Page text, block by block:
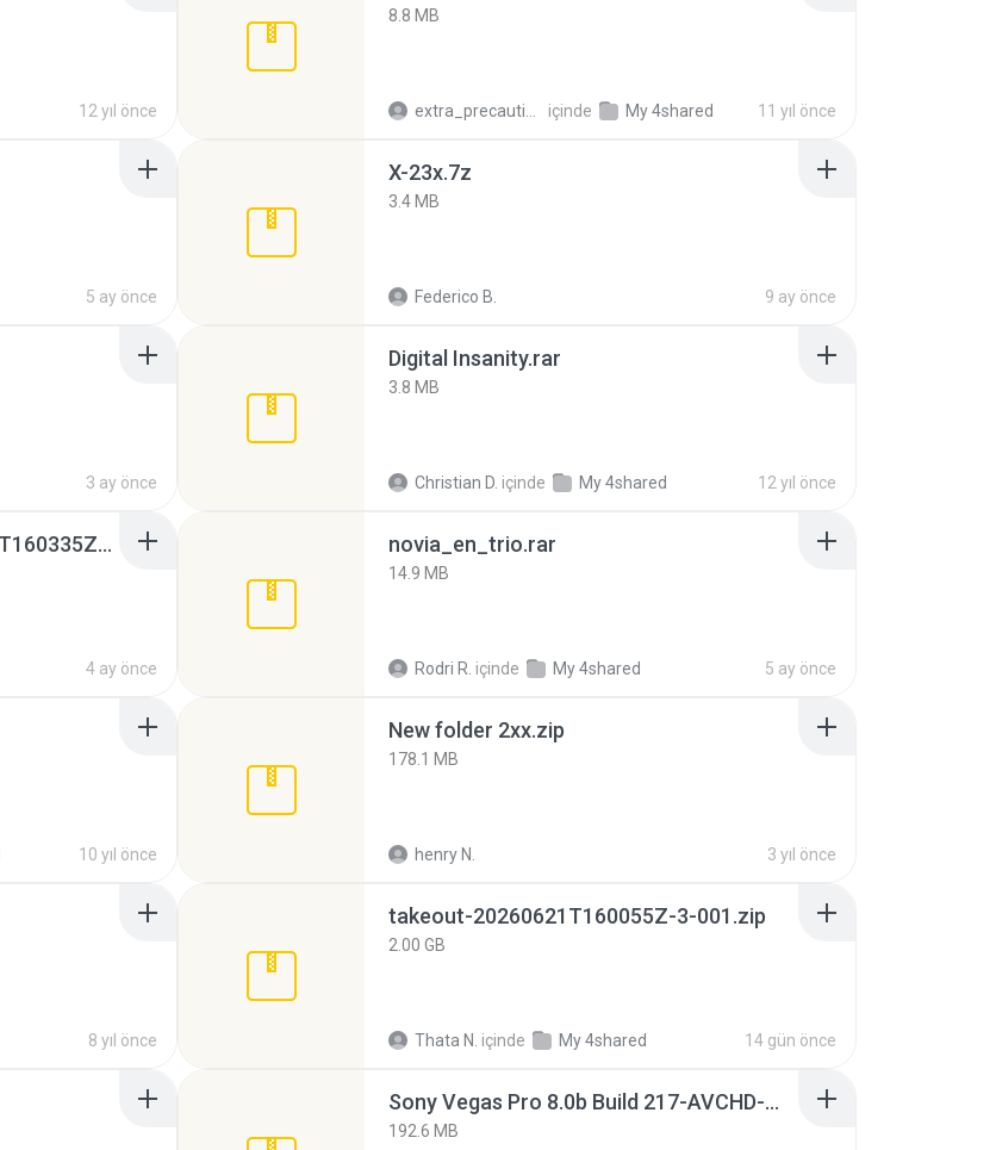
12 yıl önce
8.8 MB
içinde My 4shared 11 yıl önce
5 ay önce
X-23x.7z
3.4 MB
Federico B. 9 ay önce
3 ay önce
Digital Insanity.rar
3.8 MB
Christian D. içinde My 4shared 12 yıl önce
whatsapp backups -20260410T160335Z-3-001.zip
4 ay önce
novia_en_trio.rar
14.9 MB
Rodri R. içinde My 4shared 5 ay önce
10 yıl önce
New folder 2xx.zip
178.1 MB
henry N. 3 yıl önce
8 yıl önce
takeout-20260621T160055Z-3-001.zip
2.00 GB
Thata N. içinde My 4shared 14 gün önce
Sony Vegas Pro 8.0b Build 217-AVCHD-MPG-AC3 FIXED.7z
192.6 MB